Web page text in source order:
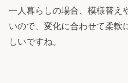
一人暮らしの場合、模様替え
いので、変化に合わせて柔軟
しいですね。